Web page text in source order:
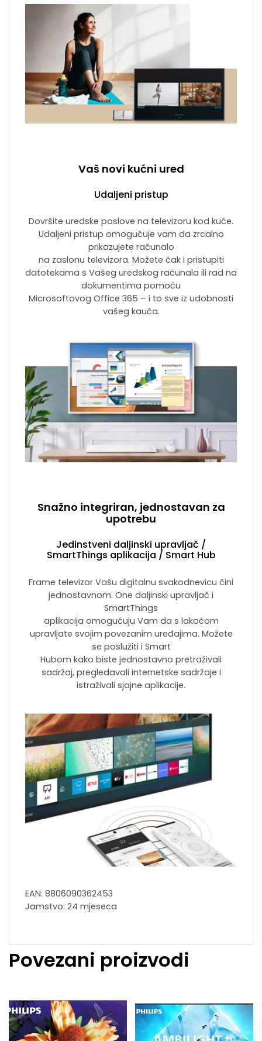
Vaš novi kućni ured
Udaljeni pristup
Dovršite uredske poslove na televizoru kod kuće.
Udaljeni pristup omogućuje vam da zrcalno
prikazujete računalo
na zaslonu televizora. Možete čak i pristupiti
datotekama s Vašeg uredskog računala ili rad na
dokumentima pomoću
Microsoftovog Office 365 – i to sve iz udobnosti
vašeg kauča.
Snažno integriran, jednostavan za
upotrebu
Jedinstveni daljinski upravljač /
SmartThings aplikacija / Smart Hub
Frame televizor Vašu digitalnu svakodnevicu čini
jednostavnom. One daljinski upravljač i
SmartThings
aplikacija omogućuju Vam da s lakoćom
upravljate svojim povezanim uređajima. Možete
se poslužiti i Smart
Hubom kako biste jednostavno pretraživali
sadržaj, pregledavali internetske sadržaje i
istraživali sjajne aplikacije.
EAN: 8806090362453
Jamstvo: 24 mjeseca
Povezani proizvodi